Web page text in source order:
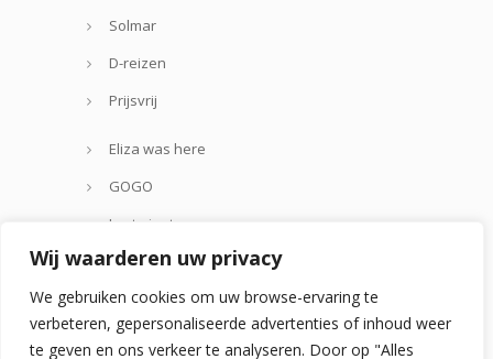
Wij waarderen uw privacy
We gebruiken cookies om uw browse-ervaring te
verbeteren, gepersonaliseerde advertenties of inhoud weer
te geven en ons verkeer te analyseren. Door op "Alles
Solmar
D-reizen
Prijsvrij
Eliza was here
GOGO
Lastminute.com
Thomas Cook
Zoover